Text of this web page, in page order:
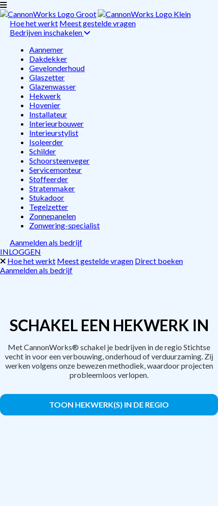
Hoe het werkt Meest gestelde vragen
Bedrijven inschakelen
Aannemer
Dakdekker
Gevelonderhoud
Glaszetter
Glazenwasser
Hekwerk
Hovenier
Installateur
Interieurbouwer
Interieurstylist
Isoleerder
Schilder
Schoorsteenveger
Servicemonteur
Stoffeerder
Stratenmaker
Stukadoor
Tegelzetter
Zonnepanelen
Zonwering-specialist
Aanmelden als bedrijf
INLOGGEN
Hoe het werkt Meest gestelde vragen Direct boeken
Aanmelden als bedrijf
SCHAKEL EEN HEKWERK IN
Met CannonWorks® schakel je bedrijven in de regio Stichtse
vecht in voor een verbouwing, onderhoud of verduurzaming. Zij
werken volgens onze bewezen methodiek, waardoor projecten
probleemloos verlopen.
TOON HEKWERK(S) IN DE REGIO